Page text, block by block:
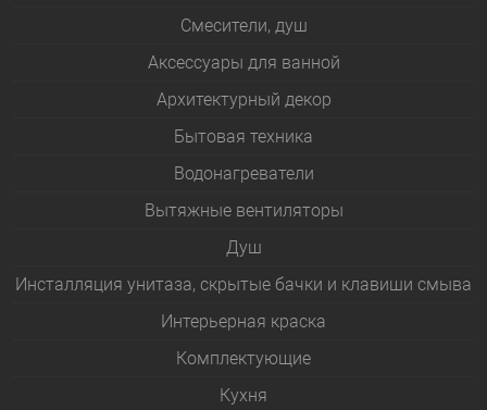
Смесители, душ
Аксессуары для ванной
Архитектурный декор
Бытовая техника
Водонагреватели
Вытяжные вентиляторы
Душ
Инсталляция унитаза, скрытые бачки и клавиши смыва
Интерьерная краска
Комплектующие
Кухня